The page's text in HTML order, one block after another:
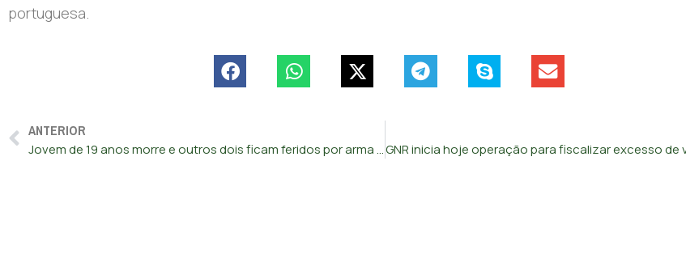
portuguesa.
ANTERIOR
Jovem de 19 anos morre e outros dois ficam feridos por arma de fogo em Almada